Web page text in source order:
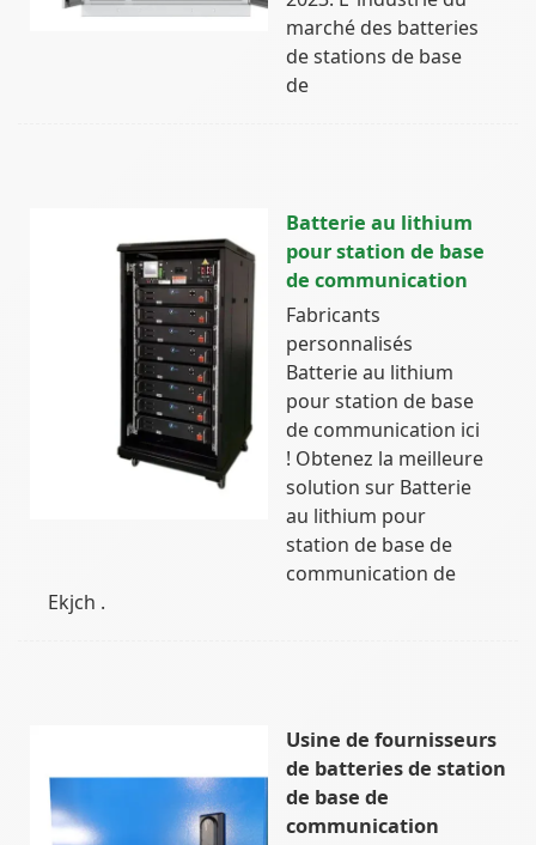
marché des batteries
de stations de base
de
Batterie au lithium
pour station de base
de communication
Fabricants
personnalisés
Batterie au lithium
pour station de base
de communication ici
! Obtenez la meilleure
solution sur Batterie
au lithium pour
station de base de
communication de
Ekjch .
Usine de fournisseurs
de batteries de station
de base de
communication